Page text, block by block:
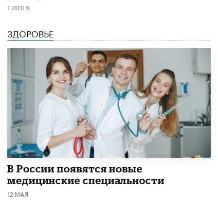
1 ИЮНЯ
ЗДОРОВЬЕ
В России появятся новые
медицинские специальности
12 МАЯ